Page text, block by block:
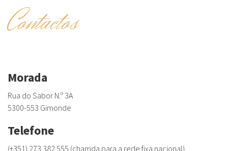
Contactos
Morada
Rua do Sabor N.º 3A
5300-553 Gimonde
Telefone
(+351) 273 382 555 (chamda para a rede fixa nacional)